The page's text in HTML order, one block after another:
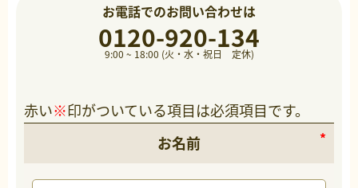
お電話でのお問い合わせは
0120-920-134
9:00 ~ 18:00 (火・水・祝日 定休)
赤い※印がついている項目は必須項目です。
お名前